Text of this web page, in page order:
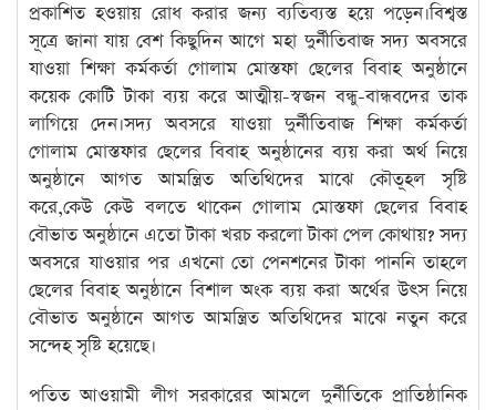
প্রকাশিত হওয়ায় রোধ করার জন্য ব্যতিব্যস্ত হয়ে পড়েন।বিশ্বস্ত
সূত্রে জানা যায় বেশ কিছুদিন আগে মহা দুর্নীতিবাজ সদ্য অবসরে
যাওয়া শিক্ষা কর্মকর্তা গোলাম মোস্তফা ছেলের বিবাহ অনুষ্ঠানে
কয়েক কোটি টাকা ব্যয় করে আত্মীয়-স্বজন বন্ধু-বান্ধবদের তাক
লাগিয়ে দেন।সদ্য অবসরে যাওয়া দুর্নীতিবাজ শিক্ষা কর্মকর্তা
গোলাম মোস্তফার ছেলের বিবাহ অনুষ্ঠানের ব্যয় করা অর্থ নিয়ে
অনুষ্ঠানে আগত আমন্ত্রিত অতিথিদের মাঝে কৌতূহল সৃষ্টি
করে,কেউ কেউ বলতে থাকেন গোলাম মোস্তফা ছেলের বিবাহ
বৌভাত অনুষ্ঠানে এতো টাকা খরচ করলো টাকা পেল কোথায়? সদ্য
অবসরে যাওয়ার পর এখনো তো পেনশনের টাকা পাননি তাহলে
ছেলের বিবাহ অনুষ্ঠানে বিশাল অংক ব্যয় করা অর্থের উৎস নিয়ে
বৌভাত অনুষ্ঠানে আগত আমন্ত্রিত অতিথিদের মাঝে নতুন করে
সন্দেহ সৃষ্টি হয়েছে।
পতিত আওয়ামী লীগ সরকারের আমলে দুর্নীতিকে প্রাতিষ্ঠানিক